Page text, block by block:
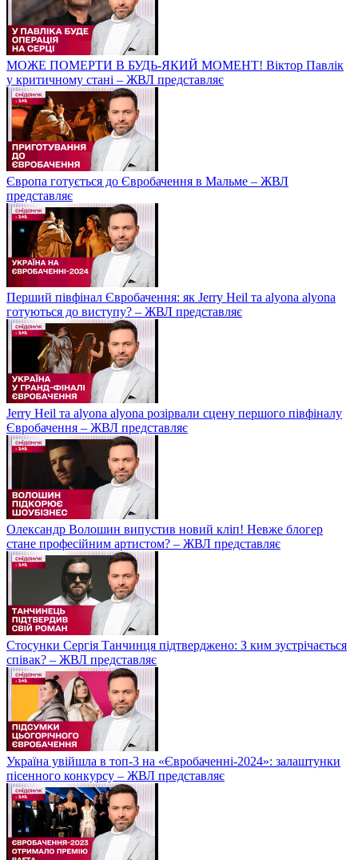
МОЖЕ ПОМЕРТИ В БУДЬ-ЯКИЙ МОМЕНТ! Віктор Павлік
у критичному стані – ЖВЛ представляє
Європа готується до Євробачення в Мальме – ЖВЛ
представляє
Перший півфінал Євробачення: як Jerry Heil та alyona alyona
готуються до виступу? – ЖВЛ представляє
Jerry Heil та аlyona аlyona розірвали сцену першого півфіналу
Євробачення – ЖВЛ представляє
Олександр Волошин випустив новий кліп! Невже блогер
стане професійним артистом? – ЖВЛ представляє
Стосунки Сергія Танчинця підтверджено: З ким зустрічається
співак? – ЖВЛ представляє
Україна увійшла в топ-3 на «Євробаченні-2024»: залаштунки
пісенного конкурсу – ЖВЛ представляє